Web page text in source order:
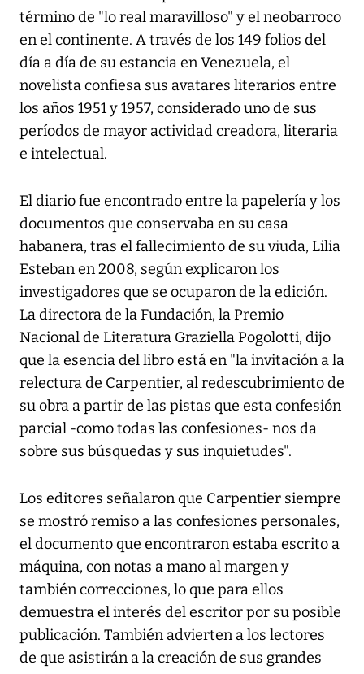
término de "lo real maravilloso" y el neobarroco
en el continente. A través de los 149 folios del
día a día de su estancia en Venezuela, el
novelista confiesa sus avatares literarios entre
los años 1951 y 1957, considerado uno de sus
períodos de mayor actividad creadora, literaria
e intelectual.
El diario fue encontrado entre la papelería y los
documentos que conservaba en su casa
habanera, tras el fallecimiento de su viuda, Lilia
Esteban en 2008, según explicaron los
investigadores que se ocuparon de la edición.
La directora de la Fundación, la Premio
Nacional de Literatura Graziella Pogolotti, dijo
que la esencia del libro está en "la invitación a la
relectura de Carpentier, al redescubrimiento de
su obra a partir de las pistas que esta confesión
parcial -como todas las confesiones- nos da
sobre sus búsquedas y sus inquietudes".
Los editores señalaron que Carpentier siempre
se mostró remiso a las confesiones personales,
el documento que encontraron estaba escrito a
máquina, con notas a mano al margen y
también correcciones, lo que para ellos
demuestra el interés del escritor por su posible
publicación. También advierten a los lectores
de que asistirán a la creación de sus grandes